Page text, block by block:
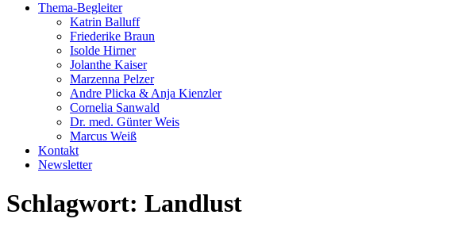
Thema-Begleiter
Katrin Balluff
Friederike Braun
Isolde Hirner
Jolanthe Kaiser
Marzenna Pelzer
Andre Plicka & Anja Kienzler
Cornelia Sanwald
Dr. med. Günter Weis
Marcus Weiß
Kontakt
Newsletter
Schlagwort: Landlust